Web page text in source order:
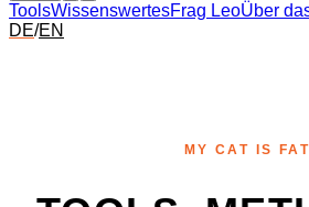
ToolsWissenswertesFrag LeoÜber
DE/EN
MY CAT IS FAT